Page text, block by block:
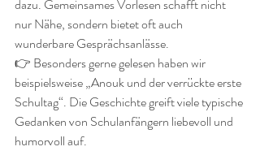
dazu. Gemeinsames Vorlesen schafft nicht
nur Nähe, sondern bietet oft auch
wunderbare Gesprächsanlässe.
👉 Besonders gerne gelesen haben wir
beispielsweise „Anouk und der verrückte erste
Schultag“. Die Geschichte greift viele typische
Gedanken von Schulanfängern liebevoll und
humorvoll auf.